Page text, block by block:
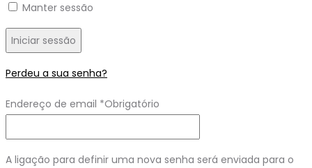
Manter sessão
Iniciar sessão
Perdeu a sua senha?
Endereço de email *Obrigatório
A ligação para definir uma nova senha será enviada para o